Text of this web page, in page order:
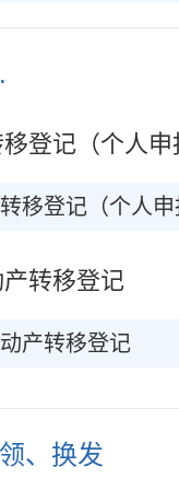
登记（个人申
移登记（个人申
转移登记
产转移登记
、换发